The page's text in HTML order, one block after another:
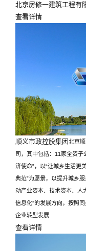
北京房修一建筑工程有
查看详情
顺义市政控股集团北京
司，其中包括：11家全资子
济使命”，以“让城乡生活更
典范”为愿景，以提升城乡
动产业资本、技术资本、人
信息化”的发展方向，按照
企业转型发展
查看详情